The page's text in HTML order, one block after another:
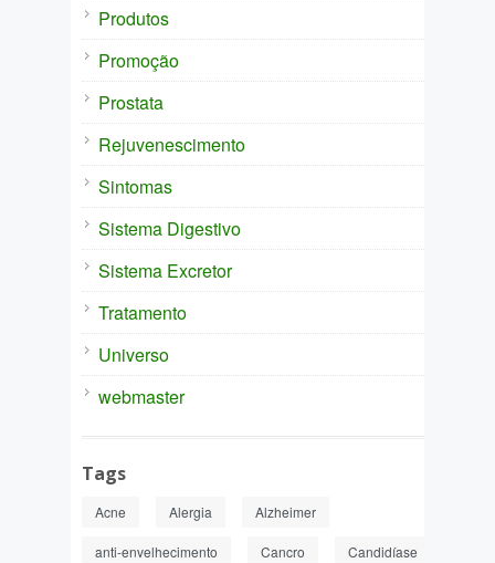
Produtos
Promoção
Prostata
Rejuvenescimento
Sintomas
Sistema Digestivo
Sistema Excretor
Tratamento
Universo
webmaster
Tags
Acne Alergia Alzheimer
anti-envelhecimento Cancro Candidíase